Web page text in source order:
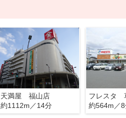
天満屋 福山店
約1112m／14分
フレスタ
約564m／